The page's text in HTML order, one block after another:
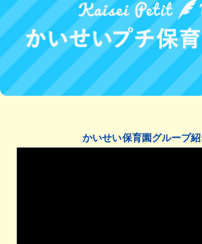
かいせい保育園グループ